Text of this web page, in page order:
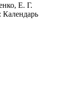
Е. Г.
Календарь